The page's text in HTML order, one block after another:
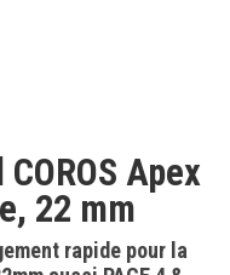
Apex
22 mm
rapide pour la